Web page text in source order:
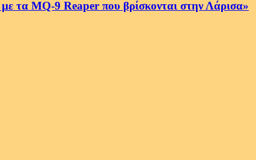
τα MQ-9 Reaper που βρίσκονται στην Λάρισα»